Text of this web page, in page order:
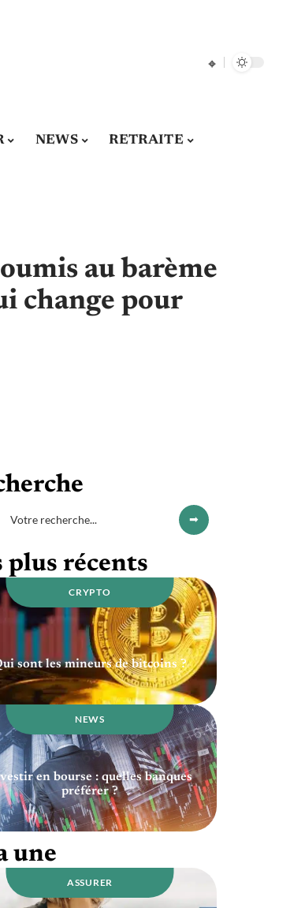
NEWS RETRAITE
au barème
change pour
plus récents
CRYPTO
sont les mineurs de bitcoins ?
NEWS
en bourse : quelles banques
préférer ?
une
ASSURER